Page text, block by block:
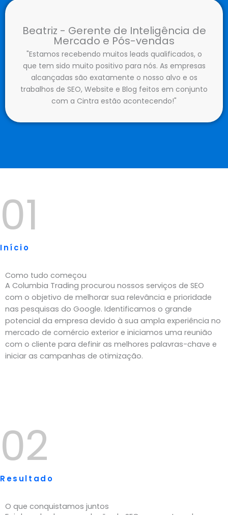
Beatriz - Gerente de Inteligência de
Mercado e Pós-vendas
"Estamos recebendo muitos leads qualificados, o
que tem sido muito positivo para nós. As empresas
alcançadas são exatamente o nosso alvo e os
trabalhos de SEO, Website e Blog feitos em conjunto
com a Cintra estão acontecendo!"
01
Início
Como tudo começou
A Columbia Trading procurou nossos serviços de SEO
com o objetivo de melhorar sua relevância e prioridade
nas pesquisas do Google. Identificamos o grande
potencial da empresa devido à sua ampla experiência no
mercado de comércio exterior e iniciamos uma reunião
com o cliente para definir as melhores palavras-chave e
iniciar as campanhas de otimização.
02
Resultado
O que conquistamos juntos​